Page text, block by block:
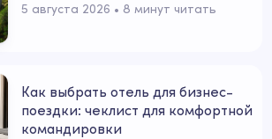
5 августа 2026 • 8 минут читать
Как выбрать отель для бизнес-
поездки: чеклист для комфортной
командировки